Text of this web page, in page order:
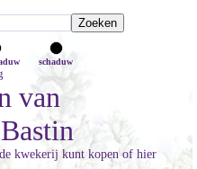
schaduw
van
kwekerij kunt kopen of hier